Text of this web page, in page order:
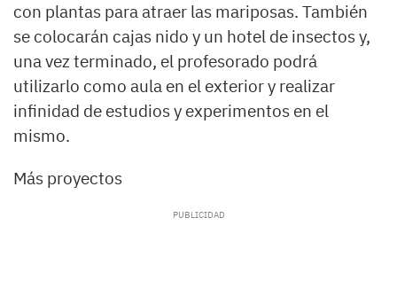
con plantas para atraer las mariposas. También
se colocarán cajas nido y un hotel de insectos y,
una vez terminado, el profesorado podrá
utilizarlo como aula en el exterior y realizar
infinidad de estudios y experimentos en el
mismo.
Más proyectos